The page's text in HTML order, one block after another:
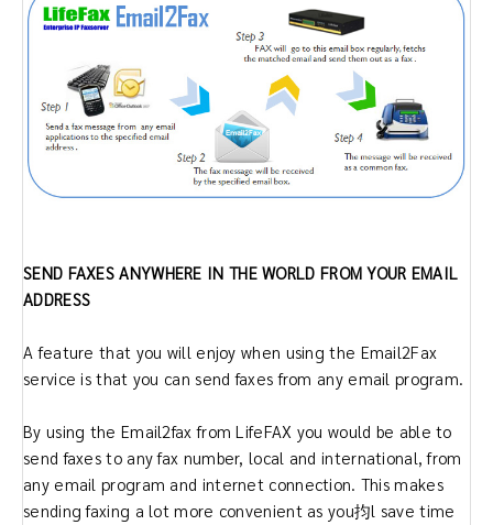
SEND FAXES ANYWHERE IN THE WORLD FROM YOUR EMAIL
ADDRESS
A feature that you will enjoy when using the Email2Fax
service is that you can send faxes from any email program.
By using the Email2fax from LifeFAX you would be able to
send faxes to any fax number, local and international, from
any email program and internet connection. This makes
sending faxing a lot more convenient as you抣l save time